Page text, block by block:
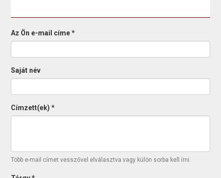
Az Ön e-mail címe*
Saját név
Címzett(ek)*
Több e-mail címet vesszővel elválasztva vagy külön sorba kell írni.